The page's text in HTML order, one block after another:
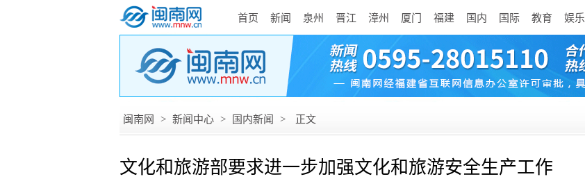
首页 新闻 泉州 晋江 漳州 厦门 福建 国内 国际 教育 娱乐
闽南网 > 新闻中心 > 国内新闻 > 正文
文化和旅游部要求进一步加强文化和旅游安全生产工作